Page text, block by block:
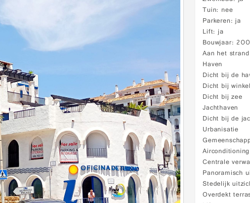
Tuin nee
Parkeren ja
Lift ja
Bouwjaar
Aan het strand
Haven
Dicht bij de
Dicht bij
Dicht bij zee
Jachthaven
Dicht bij de
Urbanisatie
Airconditioning
Centrale
Panoramisch
Stedelijk
Overdekt